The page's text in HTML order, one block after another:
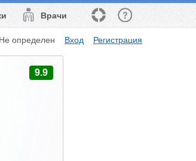
Врачи
Не определен Вход Регистрация
9.9